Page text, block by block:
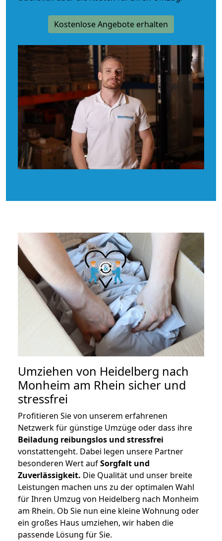
Kostenlose Angebote erhalten
Umziehen von Heidelberg nach
Monheim am Rhein sicher und
stressfrei
Profitieren Sie von unserem erfahrenen
Netzwerk für günstige Umzüge oder dass ihre
Beiladung reibungslos und stressfrei
vonstattengeht. Dabei legen unsere Partner
besonderen Wert aufSorgfalt und
Zuverlässigkeit. Die Qualität und unser breite
Leistungen machen uns zu der optimalen Wahl
für Ihren Umzug von Heidelberg nach Monheim
am Rhein. Ob Sie nun eine kleine Wohnung oder
ein großes Haus umziehen, wir haben die
passende Lösung für Sie.